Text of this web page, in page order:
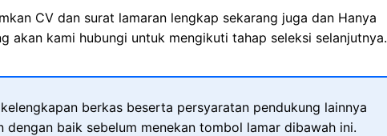
CV dan surat lamaran lengkap sekarang juga dan Hanya
akan kami hubungi untuk mengikuti tahap seleksi selanjutnya.
berkas beserta persyaratan pendukung lainnya
dengan baik sebelum menekan tombol lamar dibawah ini.